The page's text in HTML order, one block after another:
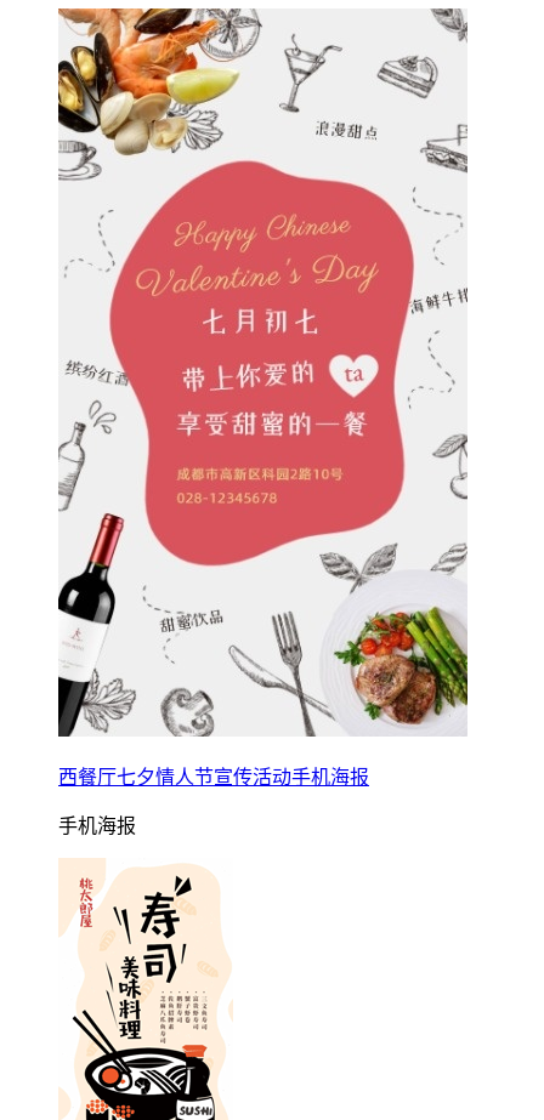
西餐厅七夕情人节宣传活动手机海报
手机海报